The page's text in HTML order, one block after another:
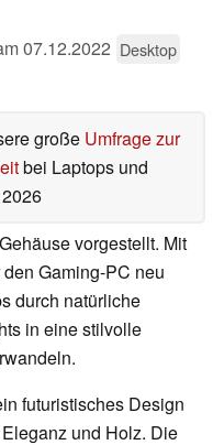
07.12.2022 Desktop
große Umfrage zur
bei Laptops und
vorgestellt. Mit
Gaming-PC neu
durch natürliche
in eine stilvolle
futuristisches Design
und Holz. Die